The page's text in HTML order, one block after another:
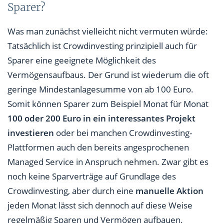
Sparer?
Was man zunächst vielleicht nicht vermuten würde:
Tatsächlich ist Crowdinvesting prinzipiell auch für
Sparer eine geeignete Möglichkeit des
Vermögensaufbaus. Der Grund ist wiederum die oft
geringe Mindestanlagesumme von ab 100 Euro.
Somit können Sparer zum Beispiel Monat für Monat
100 oder 200 Euro in ein interessantes Projekt
investieren oder bei manchen Crowdinvesting-
Plattformen auch den bereits angesprochenen
Managed Service in Anspruch nehmen. Zwar gibt es
noch keine Sparverträge auf Grundlage des
Crowdinvesting, aber durch eine manuelle Aktion
jeden Monat lässt sich dennoch auf diese Weise
regelmäßig Sparen und Vermögen aufbauen.